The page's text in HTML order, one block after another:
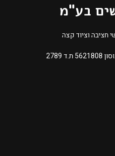
בע"מ
חציבה וציוד קצה